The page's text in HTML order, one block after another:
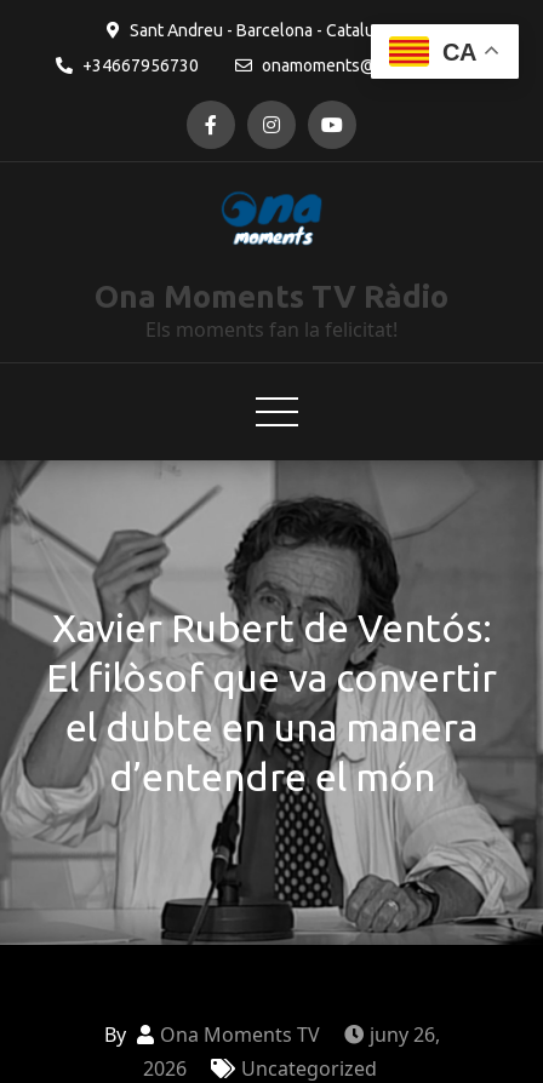
Sant Andreu - Barcelona - Catalunya
+34667956730
onamoments@gmail.com
Ona Moments TV Ràdio
Els moments fan la felicitat!
Xavier Rubert de Ventós:
El filòsof que va convertir
el dubte en una manera
d’entendre el món
By Ona Moments TV
juny 26,
2026
Uncategorized
CA